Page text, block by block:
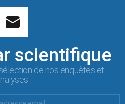
scientifique
de nos enquêtes et